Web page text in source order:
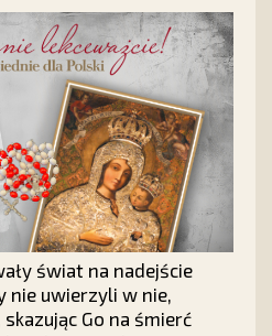
świat na nadejście
nie uwierzyli w nie,
Go na śmierć